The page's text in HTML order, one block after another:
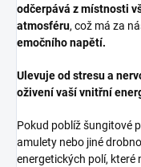
odčerpává z místnosti
atmosféru, což má za
emočního napětí.
Ulevuje od stresu a
oživení vaší vnitřní
Pokud poblíž šungitové
amulety nebo jiné
energetických polí,